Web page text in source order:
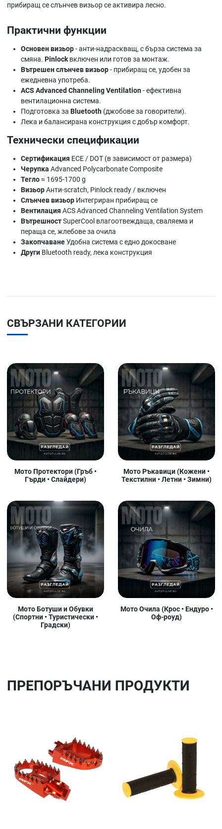
прибиращ се слънчев визьор се активира лесно.
Практични функции
Основен визьор- анти-надраскващ, с бърза система за
смяна. Pinlock включен или готов за монтаж.
Вътрешен слънчев визьор- прибиращ се, удобен за
ежедневна употреба.
ACS Advanced Channeling Ventilation- ефективна
вентилационна система.
Подготовка за Bluetooth (джобове за говорители).
Лека и балансирана конструкция с добър комфорт.
Технически спецификации
Сертификация ECE / DOT (в зависимост от размера)
Черупка Advanced Polycarbonate Composite
Тегло≈ 1695-1700 g
ВизьорАнти-scratch, Pinlock ready / включен
Слънчев визьор Интегриран прибиращ се
Вентилация ACS Advanced Channeling Ventilation System
ВътрешностSuperCool влагоотвеждаща, сваляема и
пераща се, жлебове за очила
ЗакопчаванеУдобна система с едно докосване
Други Bluetooth ready, лека конструкция
СВЪРЗАНИ КАТЕГОРИИ
Мото Протектори (Гръб •
Гърди • Слайдери)
Мото Ръкавици (Кожени •
Текстилни • Летни • Зимни)
Мото Ботуши и Обувки
(Спортни • Туристически •
Градски)
Мото Очила (Крос • Ендуро •
Оф-роуд)
ПРЕПОРЪЧАНИ ПРОДУКТИ